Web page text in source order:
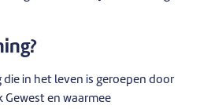
die in het leven is geroepen door
Gewest en waarmee